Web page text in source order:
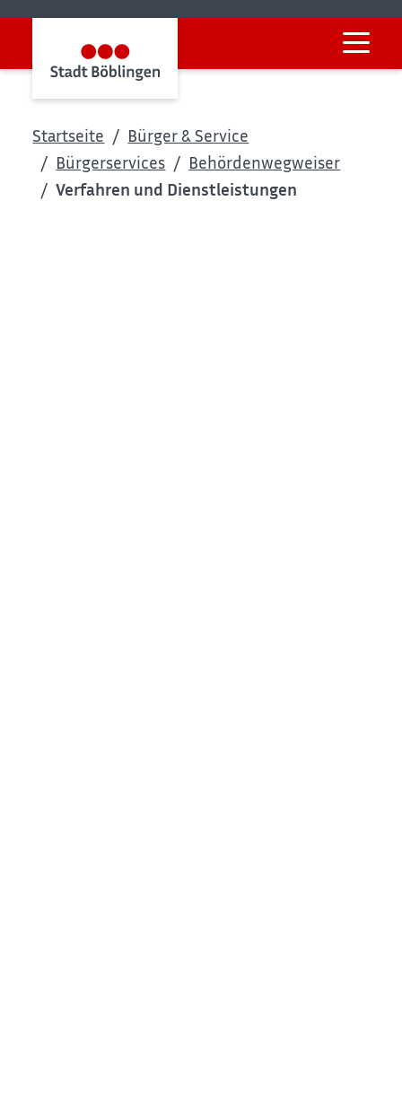
Startseite
Bürger & Service
Bürgerservices
Behördenwegweiser
Verfahren und Dienstleistungen